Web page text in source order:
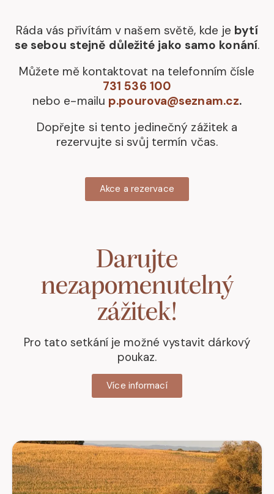
Ráda vás přivítám v našem světě, kde je bytí
se sebou stejně důležité jako samo konání.
Můžete mě kontaktovat na telefonním čísle
731 536 100
nebo e-mailu p.pourova@seznam.cz.
Dopřejte si tento jedinečný zážitek a
rezervujte si svůj termín včas.
Akce a rezervace
Darujte
nezapomenutelný
zážitek!
Pro tato setkání je možné vystavit dárkový
poukaz.
Více informací